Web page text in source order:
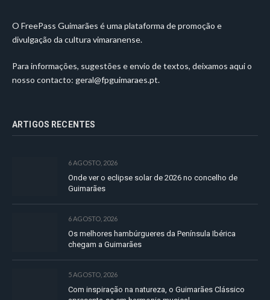
O FreePass Guimarães é uma plataforma de promoção e
divulgação da cultura vimaranense.
Para informações, sugestões e envio de textos, deixamos aqui o
nosso contacto: geral@fpguimaraes.pt.
ARTIGOS RECENTES
6 AGOSTO, 2026
Onde ver o eclipse solar de 2026 no concelho de
Guimarães
6 AGOSTO, 2026
Os melhores hambúrgueres da Península Ibérica
chegam a Guimarães
5 AGOSTO, 2026
Com inspiração na natureza, o Guimarães Clássico